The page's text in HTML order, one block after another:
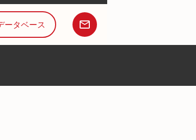
ータベース